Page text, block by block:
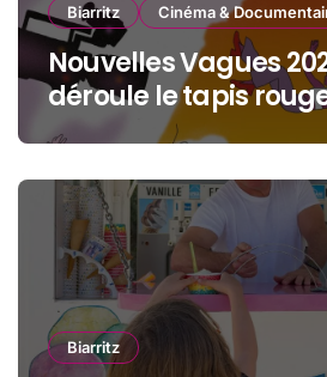
Biarritz Cinéma &
Nouvelles Vagues
déroule le tapis
océan, jeunesse et
Biarritz